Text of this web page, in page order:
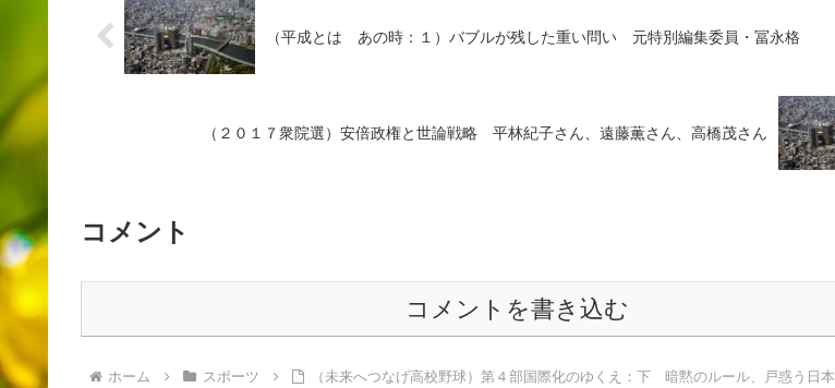
（平成とは あの時：１）バブルが残した重い問い 元特別編集委員・冨永格
（２０１７衆院選）安倍政権と世論戦略 平林紀子さん、遠藤薫さん、高橋茂さん
コメント
コメントを書き込む
ホーム スポーツ （未来へつなげ高校野球）第４部国際化のゆくえ：下 暗黙のルール、戸惑う日本